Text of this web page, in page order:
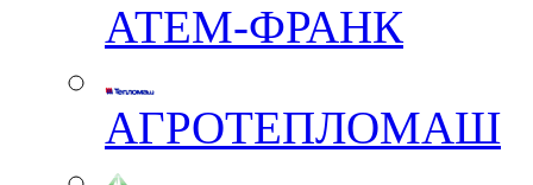
АТЕМ-ФРАНК
АГРОТЕПЛОМАШ